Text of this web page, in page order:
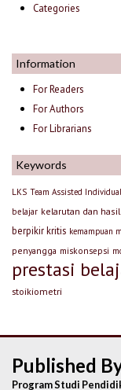
Categories
Information
For Readers
For Authors
For Librarians
Keywords
LKS Team Assisted
belajar kelarutan dan
berpikir kritis kemampuan
penyangga miskonsepsi
prestasi
stoikiometri
Published
Program Studi